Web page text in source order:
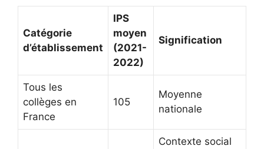
Catégorie
d’établissement
IPS
moyen
(2021-
2022)
Signification
Tous les
collèges en
France
105
Moyenne
nationale
Contexte social